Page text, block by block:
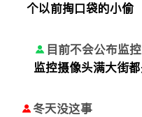
个以前掏口袋的小偷
目前不会公布监
监控摄像头满大街
冬天没这事